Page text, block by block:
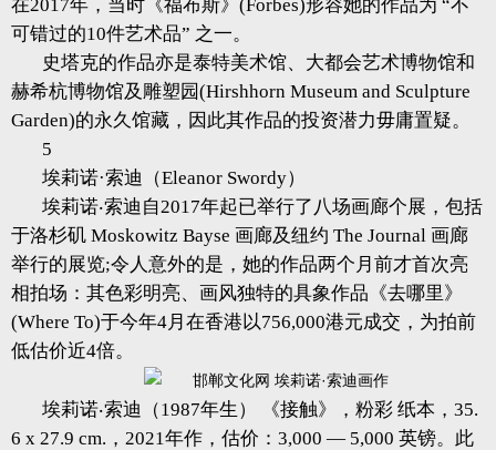
在2017年，当时《福布斯》(Forbes)形容她的作品为 “不
可错过的10件艺术品” 之一。
史塔克的作品亦是泰特美术馆、大都会艺术博物馆和
赫希杭博物馆及雕塑园(Hirshhorn Museum and Sculpture
Garden)的永久馆藏，因此其作品的投资潜力毋庸置疑。
5
埃莉诺·索迪（Eleanor Swordy）
埃莉诺‧索迪自2017年起已举行了八场画廊个展，包括
于洛杉矶 Moskowitz Bayse 画廊及纽约 The Journal 画廊
举行的展览;令人意外的是，她的作品两个月前才首次亮
相拍场：其色彩明亮、画风独特的具象作品《去哪里》
(Where To)于今年4月在香港以756,000港元成交，为拍前
低估价近4倍。
埃莉诺‧索迪（1987年生） 《接触》，粉彩 纸本，35.
6 x 27.9 cm.，2021年作，估价：3,000 — 5,000 英镑。此